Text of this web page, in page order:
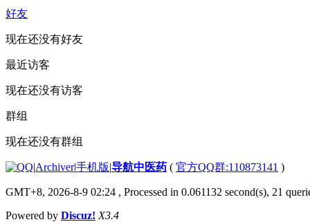
好友
现在还没有好友
最近访客
现在还没有访客
群组
现在还没有群组
|Archiver|手机版|导航中医药 ( 官方QQ群:110873141 )
GMT+8, 2026-8-9 02:24 , Processed in 0.061132 second(s), 21
Powered by Discuz! X3.4